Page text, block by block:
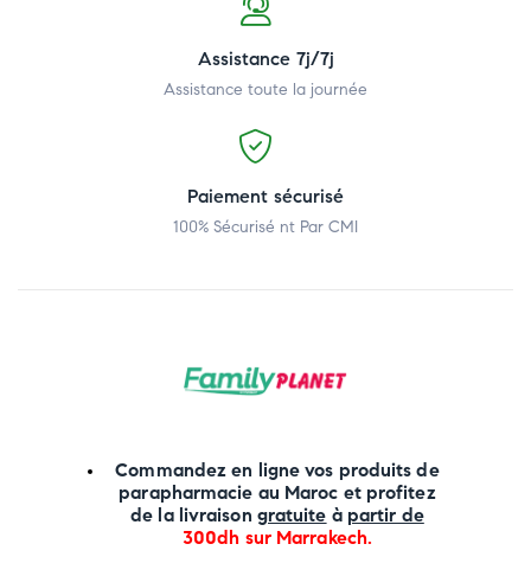
Assistance 7j/7j
Assistance toute la journée
Paiement sécurisé
100% Sécurisé nt Par CMI
Commandez en ligne vos produits de
parapharmacie au Maroc et profitez
de la livraison gratuite à partir de
300dh sur Marrakech.